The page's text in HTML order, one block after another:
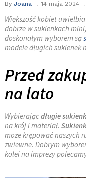
By Joana 14 maja 2024
Większość kobiet
dobrze w sukienkach
doskonałym wyborem są
modele długich
Przed
na lato
Wybierając długie
na krój i materiał.
może krępować naszych
zwiewne. Dobrym
kolei na imprezy